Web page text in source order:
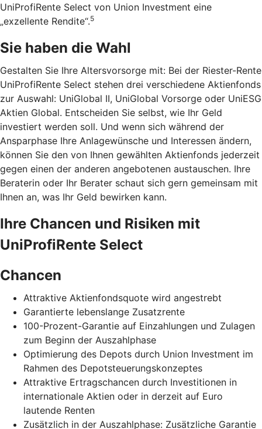
UniProfiRente Select von Union Investment eine
„exzellente Rendite“.5
Sie haben die Wahl
Gestalten Sie Ihre Altersvorsorge mit: Bei der Riester-Rente
UniProfiRente Select stehen drei verschiedene Aktienfonds
zur Auswahl: UniGlobal II, UniGlobal Vorsorge oder UniESG
Aktien Global. Entscheiden Sie selbst, wie Ihr Geld
investiert werden soll. Und wenn sich während der
Ansparphase Ihre Anlagewünsche und Interessen ändern,
können Sie den von Ihnen gewählten Aktienfonds jederzeit
gegen einen der anderen angebotenen austauschen. Ihre
Beraterin oder Ihr Berater schaut sich gern gemeinsam mit
Ihnen an, was Ihr Geld bewirken kann.
Ihre Chancen und Risiken mit
UniProfiRente Select
Chancen
Attraktive Aktienfondsquote wird angestrebt
Garantierte lebenslange Zusatzrente
100-Prozent-Garantie auf Einzahlungen und Zulagen
zum Beginn der Auszahlphase
Optimierung des Depots durch Union Investment im
Rahmen des Depotsteuerungskonzeptes
Attraktive Ertragschancen durch Investitionen in
internationale Aktien oder in derzeit auf Euro
lautende Renten
Zusätzlich in der Auszahlphase: Zusätzliche Garantie